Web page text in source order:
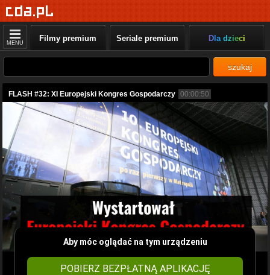
MENU Filmy premium Seriale premium Dla dzieci
szukaj
FLASH #32: XI Europejski Kongres Gospodarczy 00:00:50
Aby móc oglądać na tym urządzeniu
POBIERZ BEZPŁATNĄ APLIKACJĘ